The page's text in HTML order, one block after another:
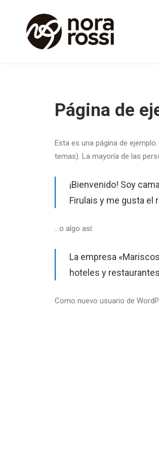
Página de
Esta es una página de
temas). La mayoría de las
¡Bienvenido! Soy
Firulais y me gusta el
…o algo así:
La empresa
hoteles y
Como nuevo usuario de